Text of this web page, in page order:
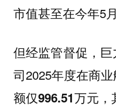
市值甚至在今年5
但经监管督促，
司2025年度在商
额仅996.51万元